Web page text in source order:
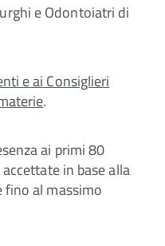
e Odontoiatri di
e ai Consiglieri
.
ai primi 80
in base alla
fino al massimo